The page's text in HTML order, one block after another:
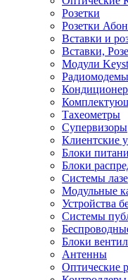
Розетки
Розетки
Вставки и
Вставки,
Модули
Радиомодемы
Тахеометры
Супервизоры
Клиентские
Блоки
Блоки
Системы
Модульные
Устройства
Системы
Блоки
Антенны
Оптические